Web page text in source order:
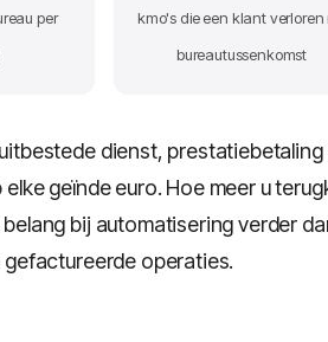
per
kmo's die een klant verloren
bureautussenkomst
dienst,
geïnde euro. Hoe meer u
bij automatisering verder
gefactureerde operaties.